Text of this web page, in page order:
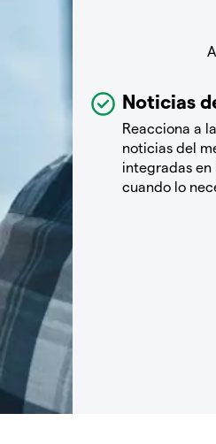
Noticias
Reacciona a
noticias del
integradas en
cuando lo